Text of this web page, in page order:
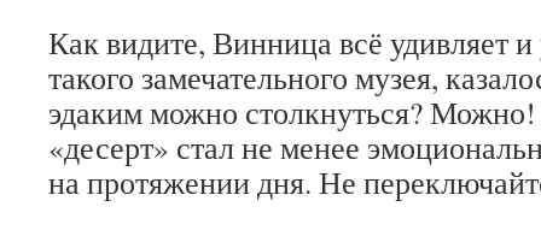
Как видите, Винница всё удивляет
такого замечательного музея,
эдаким можно столкнуться?
«десерт» стал не менее
на протяжении дня. Не